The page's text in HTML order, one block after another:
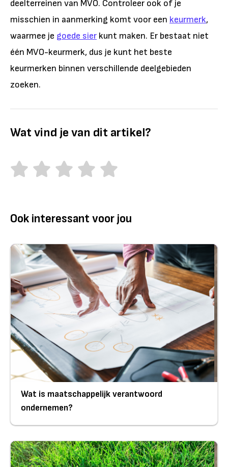
deelterreinen van MVO. Controleer ook of je
misschien in aanmerking komt voor een keurmerk,
waarmee je goede sier kunt maken. Er bestaat niet
één MVO-keurmerk, dus je kunt het beste
keurmerken binnen verschillende deelgebieden
zoeken.
Wat vind je van dit artikel?
Ook interessant voor jou
Wat is maatschappelijk verantwoord
ondernemen?